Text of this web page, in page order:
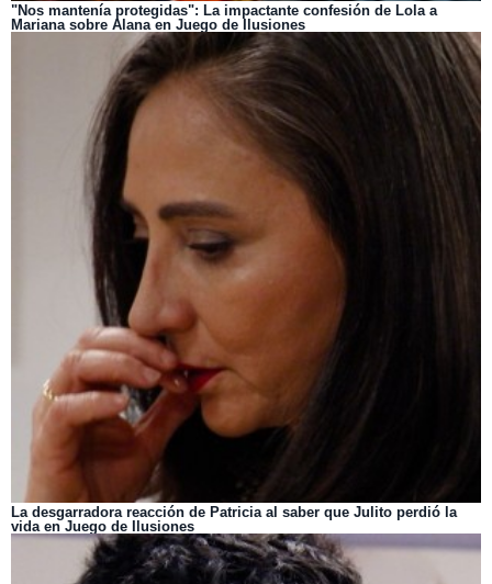
"Nos mantenía protegidas": La impactante confesión de Lola a
Mariana sobre Alana en Juego de Ilusiones
La desgarradora reacción de Patricia al saber que Julito perdió la
vida en Juego de Ilusiones